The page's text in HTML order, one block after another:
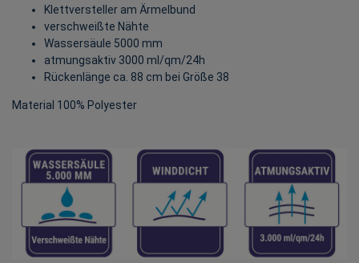
Klettversteller am Ärmelbund
verschweißte Nähte
Wassersäule 5000 mm
atmungsaktiv 3000 ml/qm/24h
Rückenlänge ca. 88 cm bei Größe 38
Material 100% Polyester